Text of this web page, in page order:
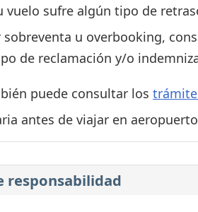
vuelo sufre algún tipo de
u overbooking,
de reclamación y/o
puede consultar los
antes de viajar en
responsabilidad